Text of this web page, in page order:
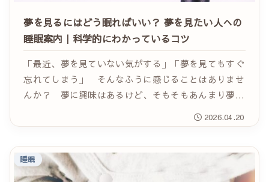
夢を見るにはどう眠ればいい？ 夢を見たい人への
睡眠案内｜科学的にわかっているコツ
「最近、夢を見ていない気がする」「夢を見てもすぐ
忘れてしまう」 そんなふうに感じることはありませ
んか？ 夢に興味はあるけど、そもそもあんまり夢を
見ない。夢を見るにはどうしたら良いのでしょう
か？ 科学的な研究では、多くの人は眠っているあい
2026.04.20
睡眠